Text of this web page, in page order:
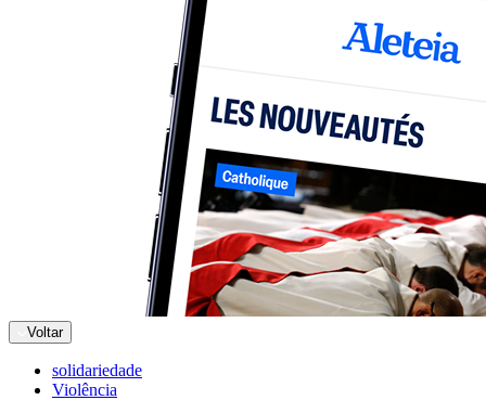
Voltar
solidariedade
Violência